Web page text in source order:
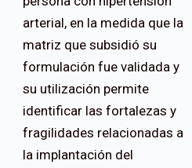
arterial, en la medida que la
matriz que subsidió su
formulación fue validada y
su utilización permite
identificar las fortalezas y
fragilidades relacionadas a
la implantación del